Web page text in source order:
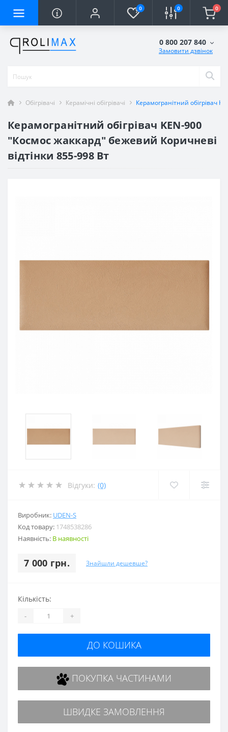
0 0 0
0 800 207 840
Замовити дзвінок
Обігрівачі Керамічні обігрівачі Керамогранітний обігрівач
Керамогранітний обігрівач KEN-900
"Космос жаккард" бежевий Коричневі
відтінки 855-998 Вт
Відгуки: (0)
Виробник: UDEN-S
Код товару: 1748538286
Наявність: В наявності
7 000 грн. Знайшли дешевше?
Кількість:
- +
ДО КОШИКА
ПОКУПКА ЧАСТИНАМИ
ШВИДКЕ ЗАМОВЛЕННЯ